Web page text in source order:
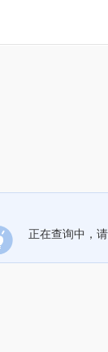
正在查询中，